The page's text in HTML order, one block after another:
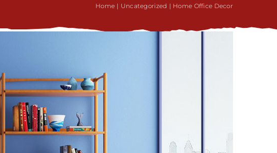
Home Uncategorized Home Office Decor